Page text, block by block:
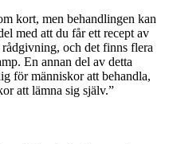
kort, men behandlingen kan
med att du får ett recept av
och det finns flera
En annan del av detta
för människor att behandla,
att lämna sig själv.”